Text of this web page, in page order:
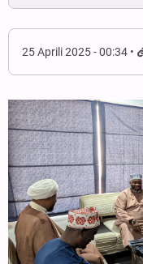
25 Aprili 2025 - 00:34